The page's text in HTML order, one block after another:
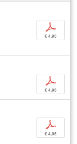
p
€ 4,95
p
€ 4,95
p
€ 4,95